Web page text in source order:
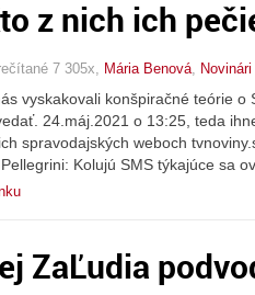
z nich ich
7 305x, Mária Benová,
vyskakovali konšpiračné teórie
24.máj.2021 o 13:25, teda
spravodajských weboch
Kolujú SMS týkajúce sa
ZaĽudia